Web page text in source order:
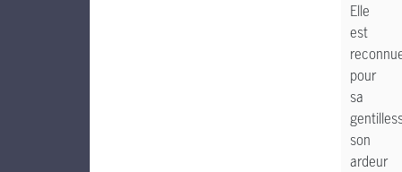
Elle
est
pour
sa
son
ardeur